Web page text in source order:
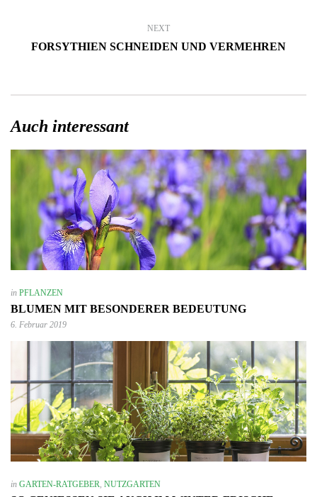
NEXT
FORSYTHIEN SCHNEIDEN UND VERMEHREN
Auch interessant
in PFLANZEN
BLUMEN MIT BESONDERER BEDEUTUNG
6. Februar 2019
in GARTEN-RATGEBER, NUTZGARTEN